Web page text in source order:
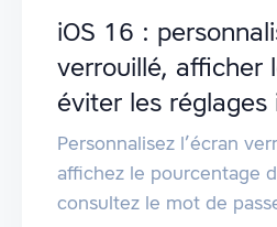
iOS 16 :
verrouillé, afficher
éviter les réglages
Personnalisez l’écran
affichez le pourcentage
consultez le mot de